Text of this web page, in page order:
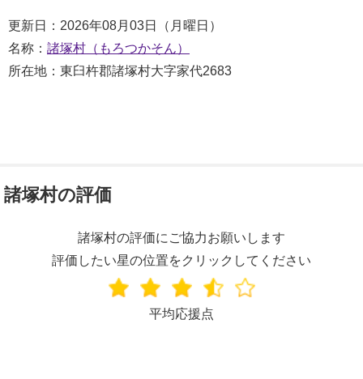
更新日：2026年08月03日（月曜日）
名称： 諸塚村（もろつかそん）
所在地：東臼杵郡諸塚村大字家代2683
諸塚村の評価
諸塚村の評価にご協力お願いします
評価したい星の位置をクリックしてください
平均応援点